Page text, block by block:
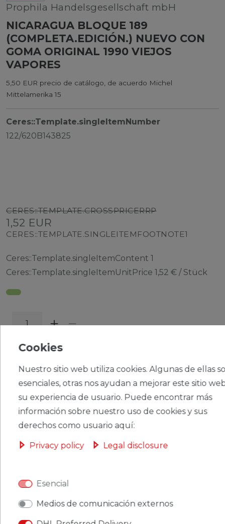
Prophila Handelsgesellschaft mbH
NICARAGUA BLOQUE 189
(COMPLETA.EDICIÓN.) NUEVO CON
GOMA ORIGINAL 1990 VIEJOS
VAPORES
5,50 EUR precio de catálogo, de acuerdo Michel
Mittelamerika 15
Ceres::Template.singleItemNumber
122/620B143825
CERES::TEMPLATE.CROSSPRICERRP
1,52 EUR
CERES::TEMPLATE.SINGLEITEMFOOTNOTE1
Ceres::Template.singleItemContent 1
Ceres::Template.singleItemUnitPrice 1,52 € / Stück
CERES::TEMPLATE.SINGLEITEMADDT
CERES::TEMPLATE.SINGLEITEMWISHLIST
Ceres::Template.singleItemFootnote1 Ceres::Template.singleItemInclVAT
Ceres::Template.singleItemShippingCosts
Cookies
Nuestro sitio web utiliza cookies. Algunas de ellas
esenciales, otras nos ayudan a mejorar este sitio
su experiencia de usuario. Puede encontrar más
información sobre nuestro uso de cookies y sus
derechos como usuario aquí:
Privacy policy Legal disclosure
Esencial
Medios de comunicación externos